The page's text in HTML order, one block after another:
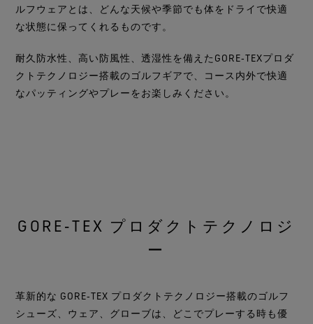
ルフウェアとは、どんな天候や季節でも体をドライで快適
な状態に保ってくれるものです。
耐久防水性、高い防風性、透湿性を備えたGORE‑TEXプロダ
クトテクノロジー搭載のゴルフギアで、コース内外で快適
なパッティングやプレーをお楽しみください。
GORE‑TEX プロダクトテクノロジ
ー
革新的な GORE‑TEX プロダクトテクノロジー搭載のゴルフ
シューズ、ウェア、グローブは、どこでプレーする時も優